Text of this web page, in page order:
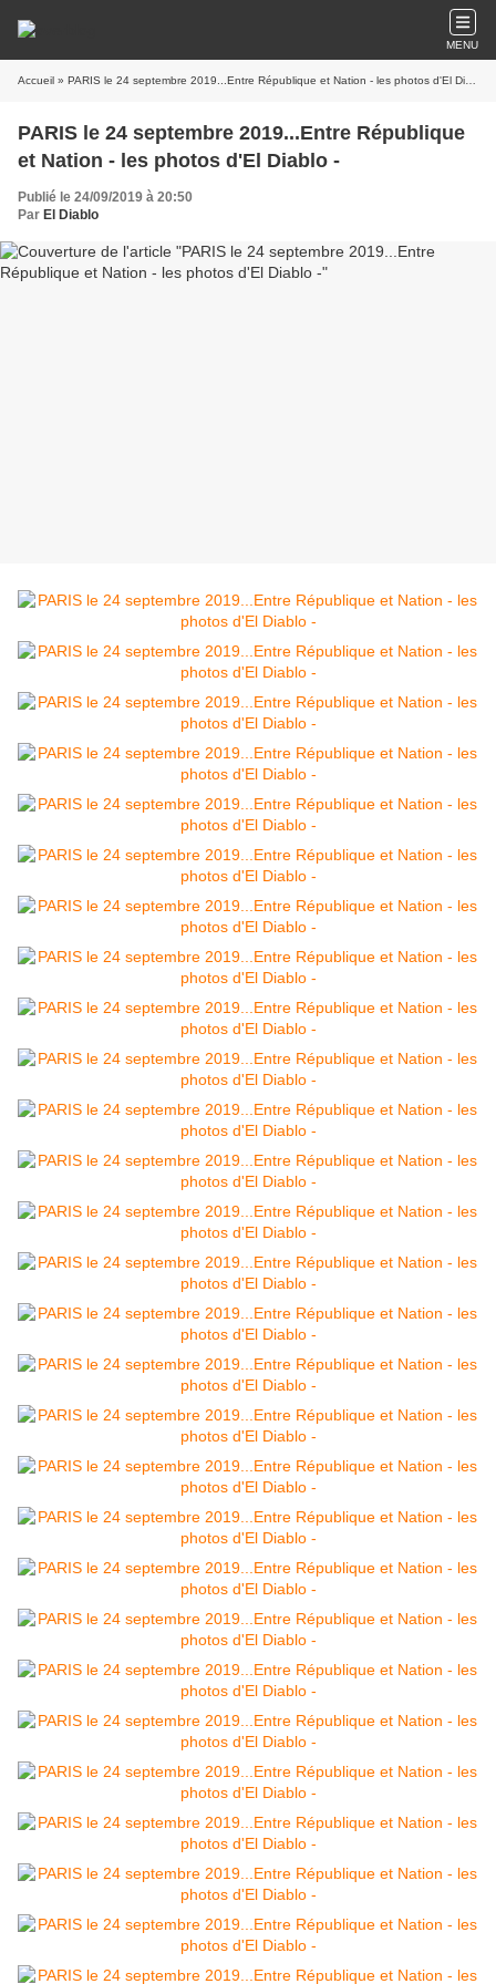
MENU
Accueil » PARIS le 24 septembre 2019...Entre République et Nation - les photos d'El Diablo -
PARIS le 24 septembre 2019...Entre République
et Nation - les photos d'El Diablo -
Publié le 24/09/2019 à 20:50
Par El Diablo